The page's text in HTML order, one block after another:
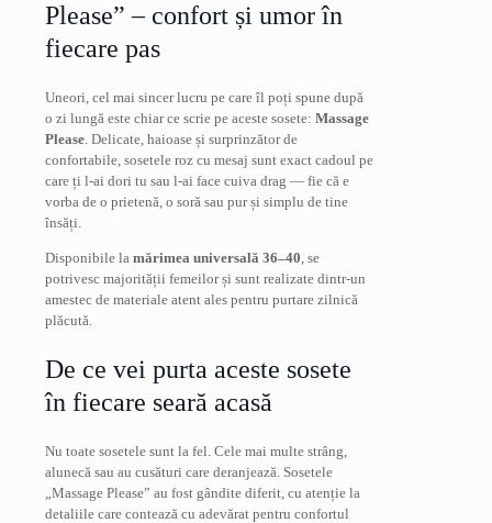
40
Please” – confort și umor în
fiecare pas
Uneori, cel mai sincer lucru pe care îl poți spune după
o zi lungă este chiar ce scrie pe aceste sosete: Massage
Please. Delicate, haioase și surprinzător de
confortabile, sosetele roz cu mesaj sunt exact cadoul pe
care ți l-ai dori tu sau l-ai face cuiva drag — fie că e
vorba de o prietenă, o soră sau pur și simplu de tine
însăți.
Disponibile la mărimea universală 36–40, se
potrivesc majorității femeilor și sunt realizate dintr-un
amestec de materiale atent ales pentru purtare zilnică
plăcută.
De ce vei purta aceste sosete
în fiecare seară acasă
Nu toate sosetele sunt la fel. Cele mai multe strâng,
alunecă sau au cusături care deranjează. Sosetele
„Massage Please” au fost gândite diferit, cu atenție la
detaliile care contează cu adevărat pentru confortul